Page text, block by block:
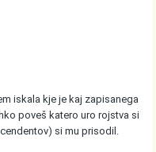
iskala kje je kaj zapisanega
poveš katero uro rojstva si
si mu prisodil.